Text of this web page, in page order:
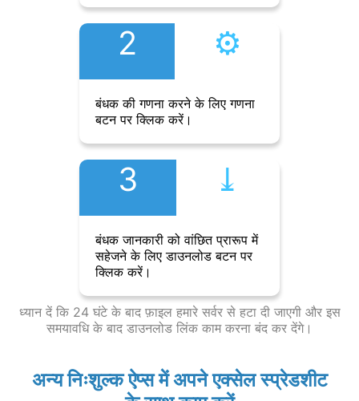
2 ⚙︎
बंधक की गणना करने के लिए गणना
बटन पर क्लिक करें।
3 ⤓︎
बंधक जानकारी को वांछित प्रारूप में
सहेजने के लिए डाउनलोड बटन पर
क्लिक करें।
ध्यान दें कि 24 घंटे के बाद फ़ाइल हमारे सर्वर से हटा दी जाएगी और इस
समयावधि के बाद डाउनलोड लिंक काम करना बंद कर देंगे।
अन्य निःशुल्क ऐप्स में अपने एक्सेल स्प्रेडशीट